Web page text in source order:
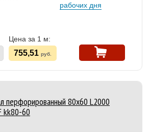
рабочих дня
Цена за 1 м:
755,51 руб.
перфорированный 80х60 L2000
kk80-60